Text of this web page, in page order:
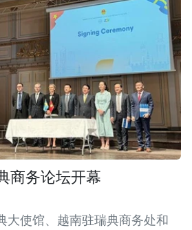
商务论坛开幕
大使馆、越南驻瑞典商务处和